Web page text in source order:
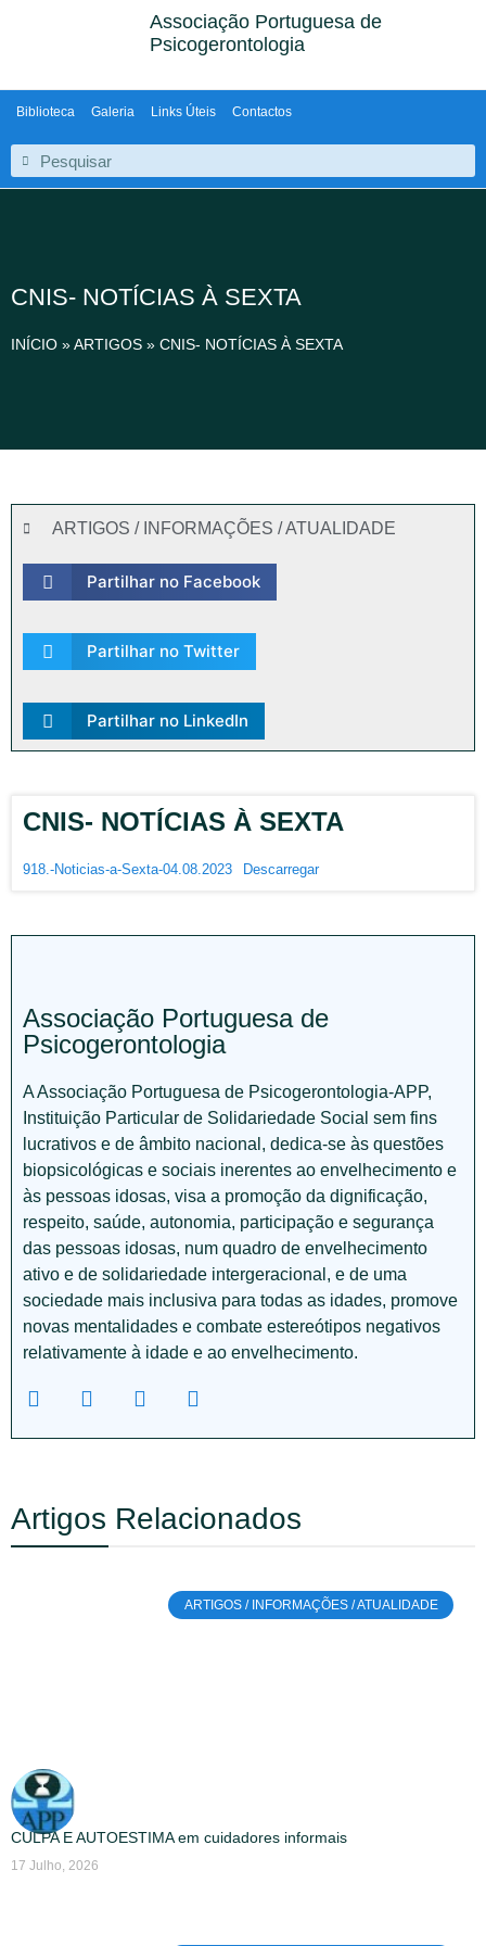
Associação Portuguesa de
Psicogerontologia
Biblioteca Galeria Links Úteis Contactos
CNIS- NOTÍCIAS À SEXTA
INÍCIO »ARTIGOS » CNIS- NOTÍCIAS À SEXTA
ARTIGOS / INFORMAÇÕES / ATUALIDADE
Partilhar no Facebook
Partilhar no Twitter
Partilhar no LinkedIn
CNIS- NOTÍCIAS À SEXTA
918.-Noticias-a-Sexta-04.08.2023 Descarregar
Associação Portuguesa de
Psicogerontologia
A Associação Portuguesa de Psicogerontologia-APP,
Instituição Particular de Solidariedade Social sem fins
lucrativos e de âmbito nacional, dedica-se às questões
biopsicológicas e sociais inerentes ao envelhecimento e
às pessoas idosas, visa a promoção da dignificação,
respeito, saúde, autonomia, participação e segurança
das pessoas idosas, num quadro de envelhecimento
ativo e de solidariedade intergeracional, e de uma
sociedade mais inclusiva para todas as idades, promove
novas mentalidades e combate estereótipos negativos
relativamente à idade e ao envelhecimento.
Artigos Relacionados
ARTIGOS / INFORMAÇÕES / ATUALIDADE
CULPA E AUTOESTIMA em cuidadores informais
17 Julho, 2026